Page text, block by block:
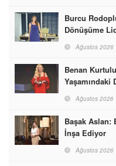
Burcu
Dönüşüme
Ağustos 2026
Benan
Yaşamındaki
Ağustos 2026
Başak Aslan:
İnşa Ediyor
Ağustos 2026